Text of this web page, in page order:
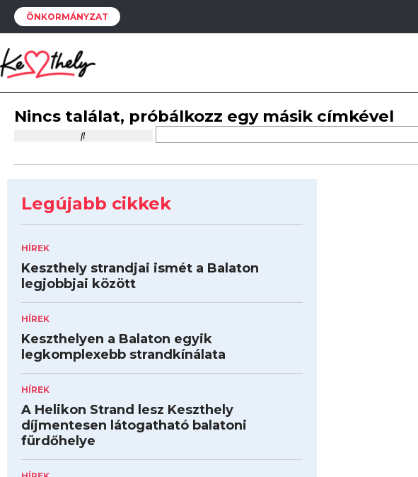
ÖNKORMÁNYZAT
Nincs találat, próbálkozz egy másik címkével
Legújabb cikkek
HÍREK
Keszthely strandjai ismét a Balaton
legjobbjai között
HÍREK
Keszthelyen a Balaton egyik
legkomplexebb strandkínálata
HÍREK
A Helikon Strand lesz Keszthely
díjmentesen látogatható balatoni
fürdőhelye